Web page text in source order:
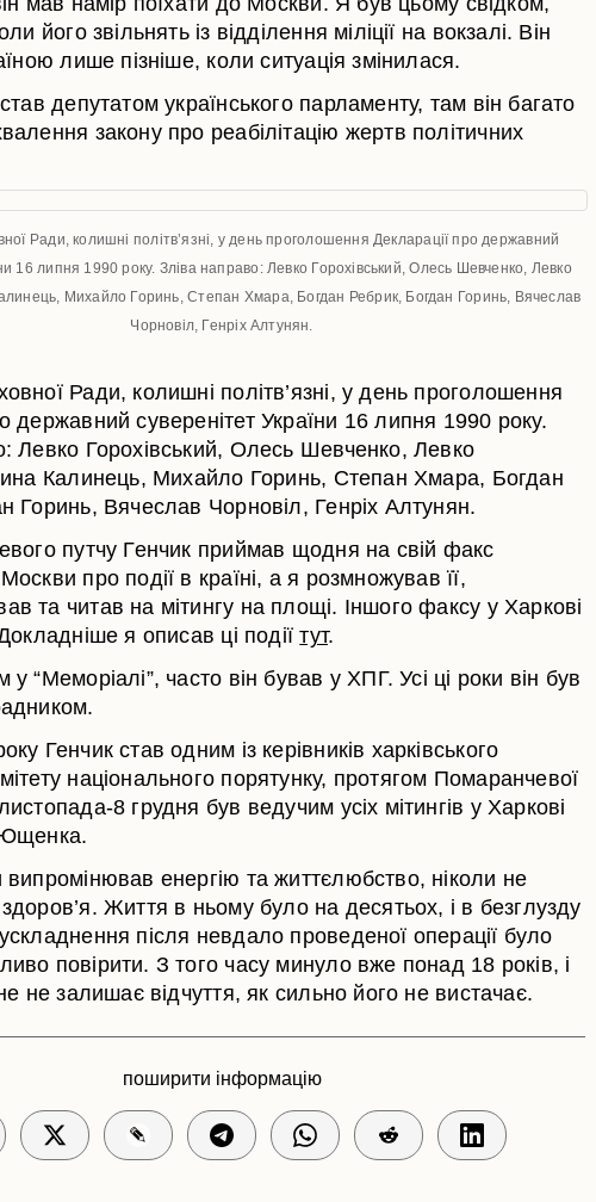
його звільнять із відділення міліції на вокзалі. Він
лише пізніше, коли ситуація змінилася.
депутатом українського парламенту, там він багато
закону про реабілітацію жертв політичних
Ради, колишні політв’язні, у день проголошення Декларації про державний
16 липня 1990 року. Зліва направо: Левко Горохівський, Олесь Шевченко, Левко
Михайло Горинь, Степан Хмара, Богдан Ребрик, Богдан Горинь, Вячеслав
Чорновіл, Генріх Алтунян.
Ради, колишні політв’язні, у день проголошення
державний суверенітет України 16 липня 1990 року.
Левко Горохівський, Олесь Шевченко, Левко
Калинець, Михайло Горинь, Степан Хмара, Богдан
Горинь, Вячеслав Чорновіл, Генріх Алтунян.
путчу Генчик приймав щодня на свій факс
про події в країні, а я розмножував її,
та читав на мітингу на площі. Іншого факсу у Харкові
я описав ці подіїтут.
“Меморіалі”, часто він бував у ХПГ. Усі ці роки він був
Генчик став одним із керівників харківського
національного порятунку, протягом Помаранчевої
8 грудня був ведучим усіх мітингів у Харкові
Ющенка.
випромінював енергію та життєлюбство, ніколи не
Життя в ньому було на десятьох, і в безглузду
після невдало проведеної операції було
повірити. З того часу минуло вже понад 18 років, і
не залишає відчуття, як сильно його не вистачає.
поширити інформацію